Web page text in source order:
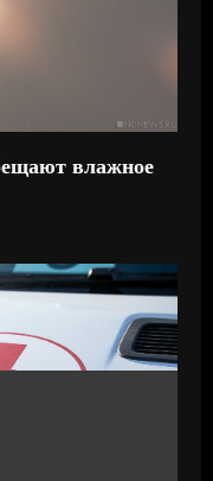
влажное